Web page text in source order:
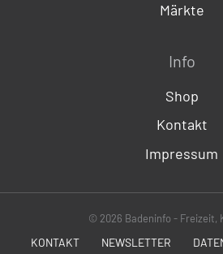
Märkte
Info
Shop
Kontakt
Impressum
© 2026 Badeninfo - Freizeit,
KONTAKT NEWSLETTER